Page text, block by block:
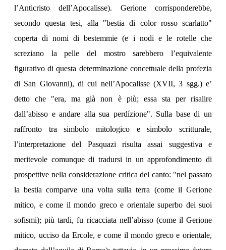
l’Anticristo dell’Apocalisse). Gerione corrisponderebbe,
secondo questa tesi, alla "bestia di color rosso scarlatto"
coperta di nomi di bestemmie (e i nodi e le rotelle che
screziano la pelle del mostro sarebbero l’equivalente
figurativo di questa determinazione concettuale della profezia
di San Giovanni), di cui nell’Apocalisse (XVII, 3 sgg.) e’
detto che "era, ma già non è più; essa sta per risalire
dall’abisso e andare alla sua perdízione". Sulla base di un
raffronto tra simbolo mitologico e simbolo scritturale,
l’interpretazione del Pasquazi risulta assai suggestiva e
meritevole comunque di tradursi in un approfondimento di
prospettive nella considerazione critica del canto: "nel passato
la bestia comparve una volta sulla terra (come il Gerione
mitico, e come il mondo greco e orientale superbo dei suoi
sofismi); più tardi, fu ricacciata nell’abisso (come il Gerione
mitico, ucciso da Ercole, e come il mondo greco e orientale,